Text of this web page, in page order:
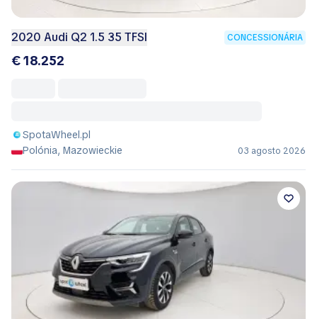
2020 Audi Q2 1.5 35 TFSI CONCESSIONÁRIA
€ 18.252
SpotaWheel.pl
Polónia, Mazowieckie
03 agosto 2026